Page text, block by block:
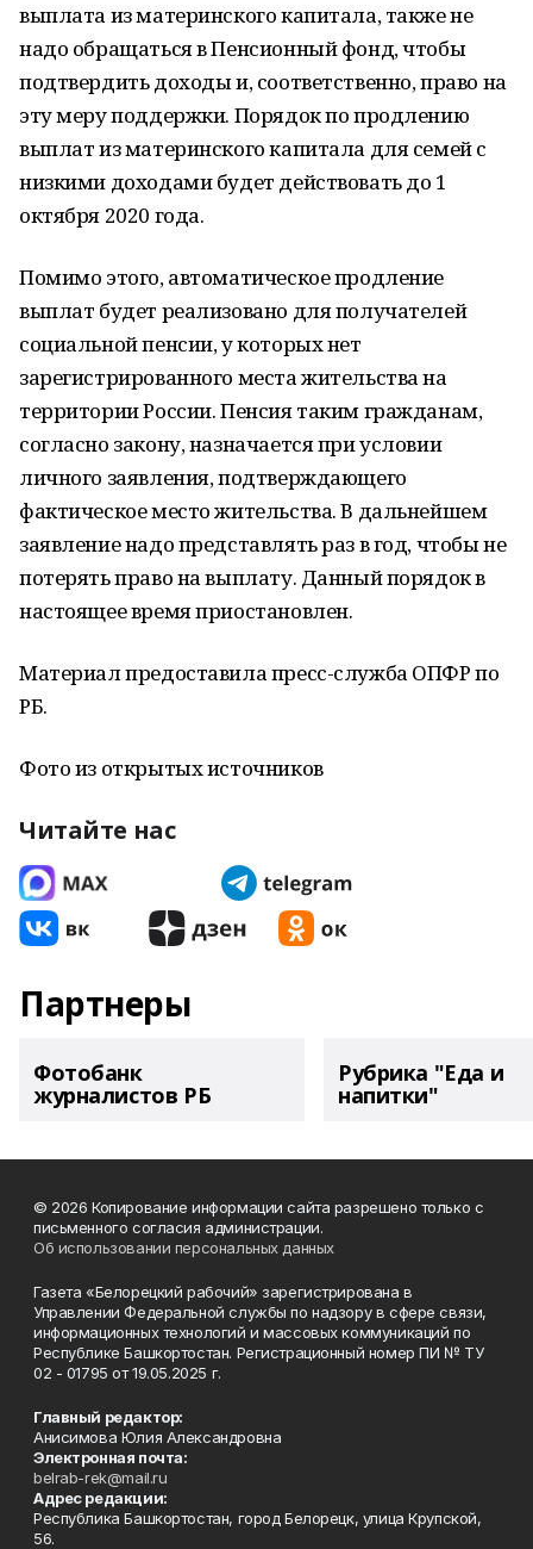
выплата из материнского капитала, также не
надо обращаться в Пенсионный фонд, чтобы
подтвердить доходы и, соответственно, право на
эту меру поддержки. Порядок по продлению
выплат из материнского капитала для семей с
низкими доходами будет действовать до 1
октября 2020 года.
Помимо этого, автоматическое продление
выплат будет реализовано для получателей
социальной пенсии, у которых нет
зарегистрированного места жительства на
территории России. Пенсия таким гражданам,
согласно закону, назначается при условии
личного заявления, подтверждающего
фактическое место жительства. В дальнейшем
заявление надо представлять раз в год, чтобы не
потерять право на выплату. Данный порядок в
настоящее время приостановлен.
Материал предоставила пресс-служба ОПФР по
РБ.
Фото из открытых источников
Читайте нас
Партнеры
Фотобанк
журналистов РБ
Рубрика "Еда и
напитки"
© 2026 Копирование информации сайта разрешено только с
письменного согласия администрации.
Об использовании персональных данных
Газета «Белорецкий рабочий» зарегистрирована в
Управлении Федеральной службы по надзору в сфере связи,
информационных технологий и массовых коммуникаций по
Республике Башкортостан. Регистрационный номер ПИ № ТУ
02 - 01795 от 19.05.2025 г.
Главный редактор:
Анисимова Юлия Александровна
Электронная почта:
belrab-rek@mail.ru
Адрес редакции:
Республика Башкортостан, город Белорецк, улица Крупской,
56.